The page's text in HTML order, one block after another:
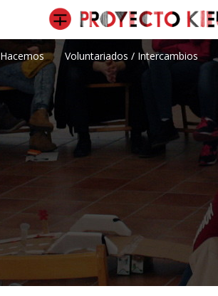
Hacemos Voluntariados / Intercambios